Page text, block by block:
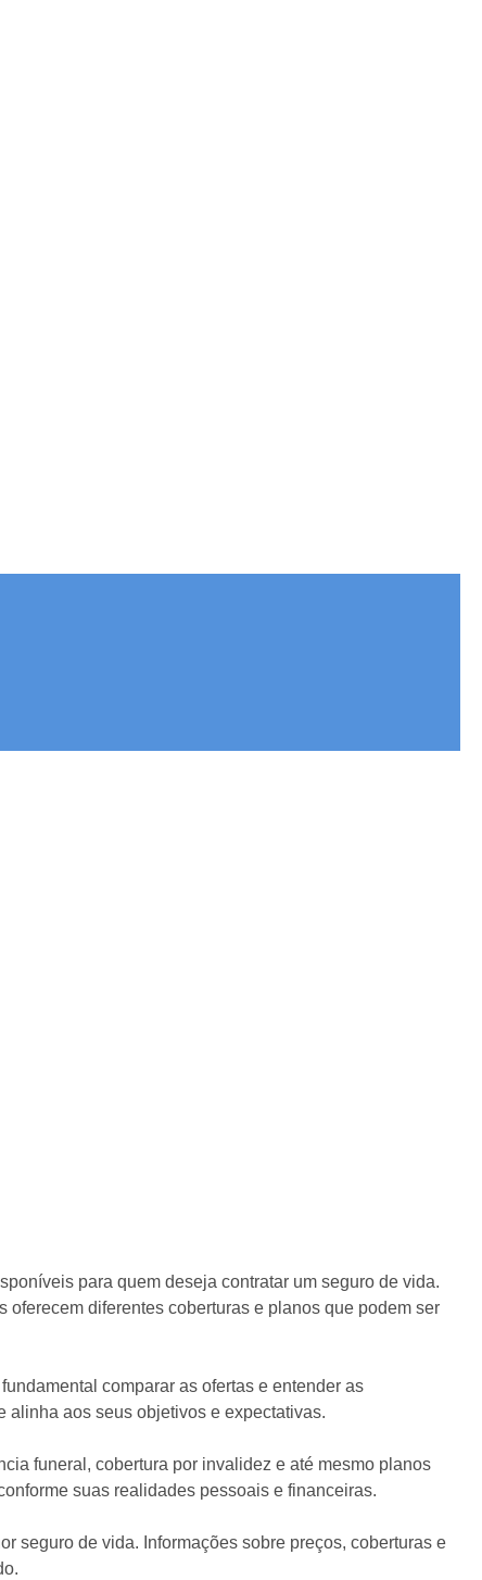
para quem deseja contratar um seguro de vida.
diferentes coberturas e planos que podem ser
comparar as ofertas e entender as
alinha aos seus objetivos e expectativas.
funeral, cobertura por invalidez e até mesmo planos
suas realidades pessoais e financeiras.
seguro de vida. Informações sobre preços, coberturas e